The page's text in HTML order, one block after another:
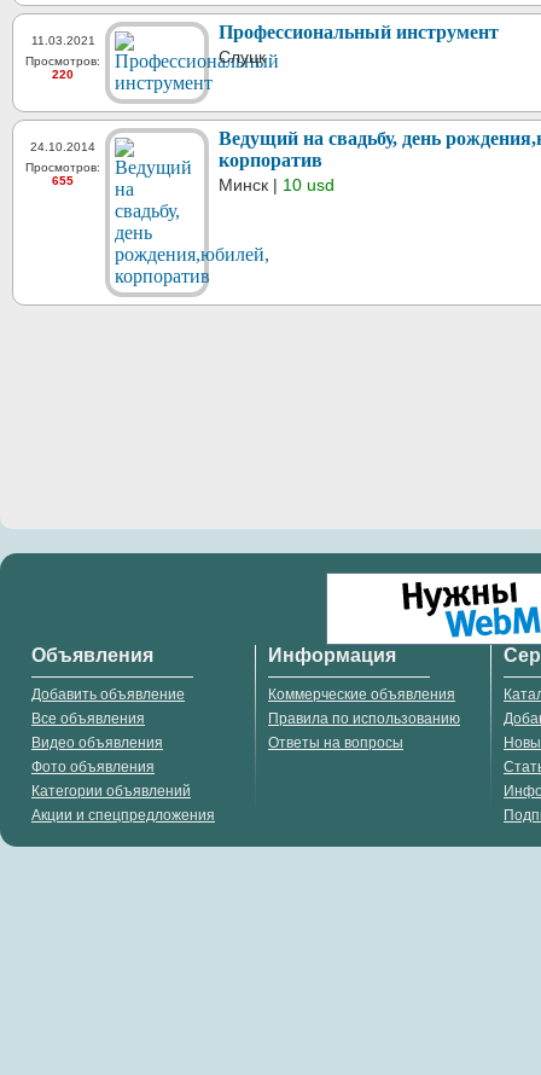
11.03.2021
Просмотров:
220
Профессиональный инструмент
Слуцк
24.10.2014
Просмотров:
655
Ведущий на свадьбу, день
корпоратив
Минск | 10 usd
Объявления
Добавить объявление
Все объявления
Видео объявления
Фото объявления
Категории объявлений
Акции и спецпредложения
Информация
Коммерческие объявления
Правила по использованию
Ответы на вопросы